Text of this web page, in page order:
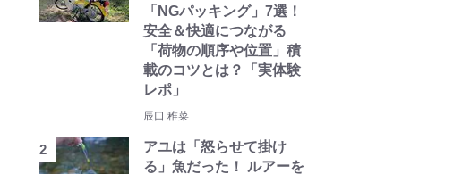
「NGパッキング」7選！
安全＆快適につながる
「荷物の順序や位置」積
載のコツとは？「実体験
レポ」
辰口 稚菜
アユは「怒らせて掛け
る」魚だった！ ルアーを